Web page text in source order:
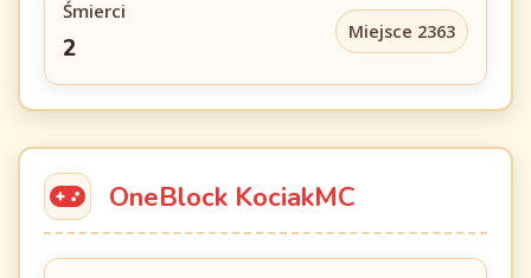
Śmierci
2
Miejsce 2363
OneBlock KociakMC